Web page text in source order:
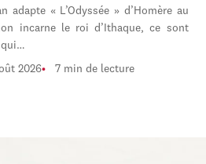
adapte « L’Odyssée » d’Homère au
incarne le roi d’Ithaque, ce sont
qui…
2026 7 min de lecture